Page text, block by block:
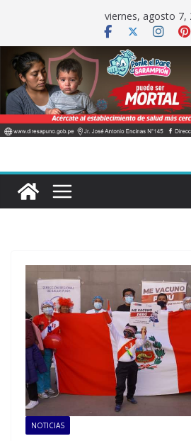
contenido
viernes, agosto 7,
NOTICIAS